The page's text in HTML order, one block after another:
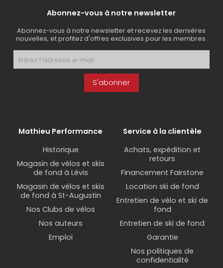
Abonnez-vous à notre newsletter
Abonnez-vous à notre newsletter et recevez les dernières
nouvelles, et profitez d'offres exclusives pour les membres.
S'abonner
Mathieu Performance
Historique
Magasin de vélos et skis
de fond à Lévis
Magasin de vélos et skis
de fond à St-Augustin
Nos Clubs de vélos
Nos auteurs
Emploi
Service à la clientèle
Achats, expédition et
retours
Financement Fairstone
Location ski de fond
Entretien de vélo et ski de
fond
Entretien de ski de fond
Garantie
Nos politiques de
confidentialité